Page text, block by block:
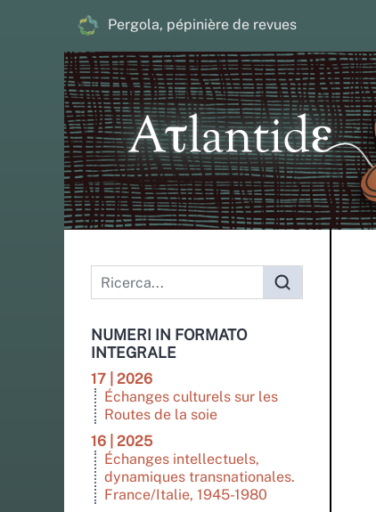
Pergola, pépinière de revues
NUMERI IN FORMATO
INTEGRALE
17 | 2026
Échanges culturels sur les
Routes de la soie
16 | 2025
Échanges intellectuels,
dynamiques transnationales.
France/Italie, 1945-1980